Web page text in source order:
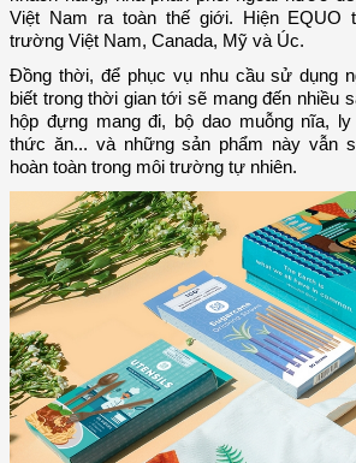
Việt Nam ra toàn thế giới. Hiện EQUO
trường Việt Nam, Canada, Mỹ và Úc.
Đồng thời, để phục vụ nhu cầu sử dụng
biết trong thời gian tới sẽ mang đến nhiều
hộp đựng mang đi, bộ dao muỗng nĩa,
thức ăn... và những sản phẩm này vẫn
hoàn toàn trong môi trường tự nhiên.